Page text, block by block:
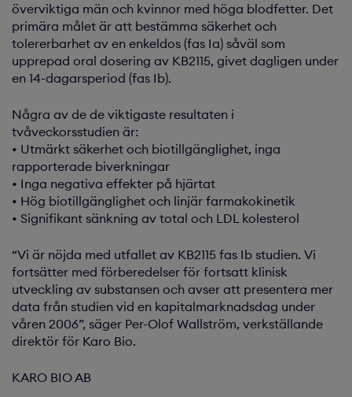
överviktiga män och kvinnor med höga blodfetter. Det
primära målet är att bestämma säkerhet och
tolererbarhet av en enkeldos (fas Ia) såväl som
upprepad oral dosering av KB2115, givet dagligen under
en 14-dagarsperiod (fas Ib).
Några av de de viktigaste resultaten i
tvåveckorsstudien är:
• Utmärkt säkerhet och biotillgänglighet, inga
rapporterade biverkningar
• Inga negativa effekter på hjärtat
• Hög biotillgänglighet och linjär farmakokinetik
• Signifikant sänkning av total och LDL kolesterol
“Vi är nöjda med utfallet av KB2115 fas Ib studien. Vi
fortsätter med förberedelser för fortsatt klinisk
utveckling av substansen och avser att presentera mer
data från studien vid en kapitalmarknadsdag under
våren 2006”, säger Per-Olof Wallström, verkställande
direktör för Karo Bio.
KARO BIO AB